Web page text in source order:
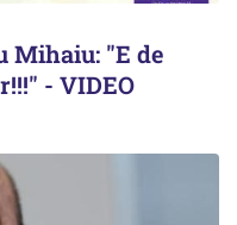
Mihaiu: "E de
- VIDEO